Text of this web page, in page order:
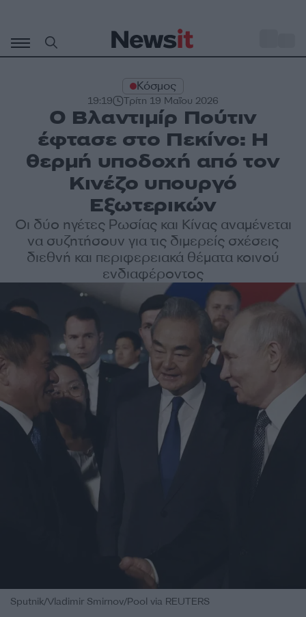
περιεχόμενο
Κόσμος
19:19 Τρίτη 19 Μαΐου 2026
Ο Βλαντιμίρ Πούτιν
έφτασε στο Πεκίνο: Η
θερμή υποδοχή από τον
Κινέζο υπουργό
Εξωτερικών
Οι δύο ηγέτες Ρωσίας και Κίνας αναμένεται
να συζητήσουν για τις διμερείς σχέσεις
διεθνή και περιφερειακά θέματα κοινού
ενδιαφέροντος
Sputnik/Vladimir Smirnov/Pool via REUTERS